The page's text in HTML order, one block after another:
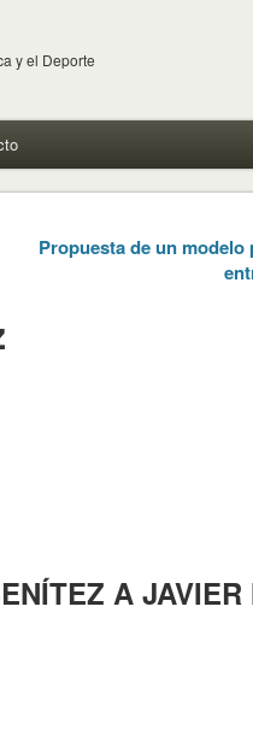
y el Deporte
Propuesta de un
A JAVIER